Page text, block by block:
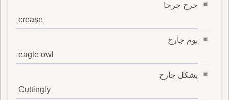
جرح جرحا
crease
بوم جارح
eagle owl
بشكل جارح
Cuttingly